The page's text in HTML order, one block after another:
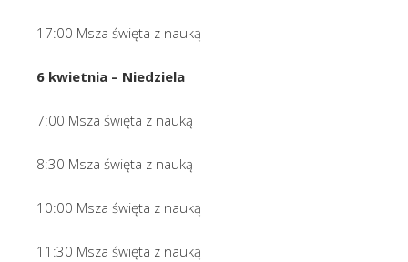
17:00 Msza święta z nauką
6 kwietnia – Niedziela
7:00 Msza święta z nauką
8:30 Msza święta z nauką
10:00 Msza święta z nauką
11:30 Msza święta z nauką